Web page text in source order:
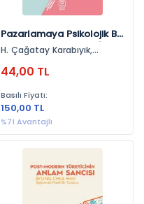
Pazarlamaya Psikolojik Bir
Yaklaşım: Çıpalama İle
Tüketici Manipülasyonu
Üzerine Deneysel Bir
H. Çağatay Karabıyık,
44,00 TL
Basılı Fiyatı:
150,00 TL
%71 Avantajlı